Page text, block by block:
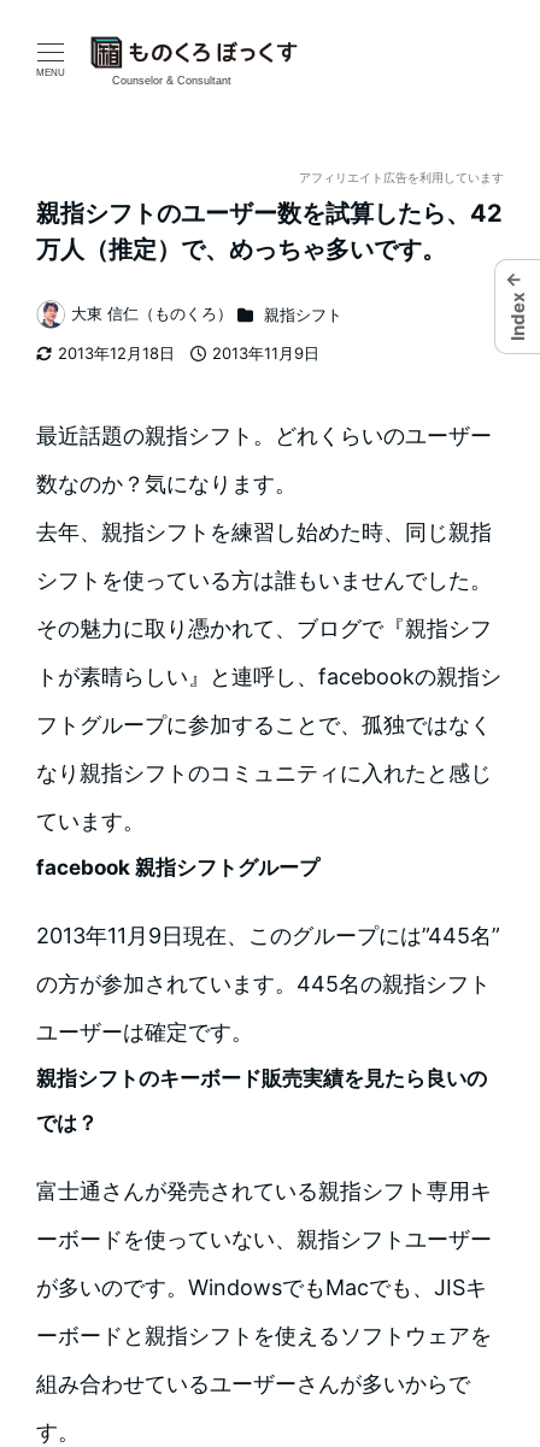
MENU
Counselor & Consultant
アフィリエイト広告を利用しています
親指シフトのユーザー数を試算したら、42
万人（推定）で、めっちゃ多いです。
2013年12月18日
2013年11月9日
著
者
大東 信仁（ものくろ） カテゴリー
親指シフト
最近話題の親指シフト。どれくらいのユーザー
数なのか？気になります。
去年、親指シフトを練習し始めた時、同じ親指
シフトを使っている方は誰もいませんでした。
その魅力に取り憑かれて、ブログで『親指シフ
トが素晴らしい』と連呼し、facebookの親指シ
フトグループに参加することで、孤独ではなく
なり親指シフトのコミュニティに入れたと感じ
ています。
facebook 親指シフトグループ
2013年11月9日現在、このグループには”445名”
の方が参加されています。445名の親指シフト
ユーザーは確定です。
親指シフトのキーボード販売実績を見たら良いの
では？
富士通さんが発売されている親指シフト専用キ
ーボードを使っていない、親指シフトユーザー
が多いのです。WindowsでもMacでも、JISキ
ーボードと親指シフトを使えるソフトウェアを
組み合わせているユーザーさんが多いからで
す。
←
Index